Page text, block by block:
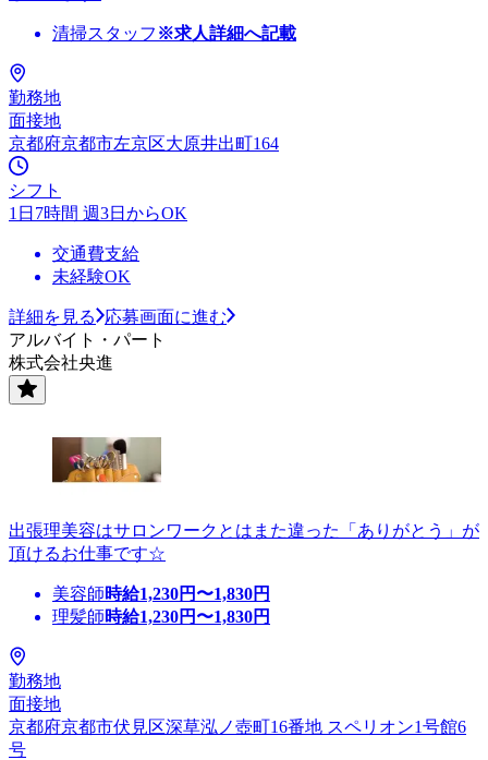
清掃スタッフ ※求人詳細へ記載
勤務地
面接地
京都府京都市左京区大原井出町164
シフト
1日7時間 週3日からOK
交通費支給
未経験OK
詳細を見る
応募画面に進む
アルバイト・パート
株式会社央進
出張理美容はサロンワークとはまた違った「ありがとう」が
頂けるお仕事です☆
美容師時給1,230円〜1,830円
理髪師時給1,230円〜1,830円
勤務地
面接地
京都府京都市伏見区深草泓ノ壺町16番地 スペリオン1号館6
号